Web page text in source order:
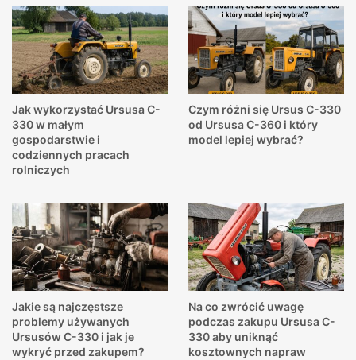
Jak wykorzystać Ursusa C-
330 w małym
gospodarstwie i
codziennych pracach
rolniczych
Czym różni się Ursus C-330
od Ursusa C-360 i który
model lepiej wybrać?
Jakie są najczęstsze
problemy używanych
Ursusów C-330 i jak je
wykryć przed zakupem?
Na co zwrócić uwagę
podczas zakupu Ursusa C-
330 aby uniknąć
kosztownych napraw